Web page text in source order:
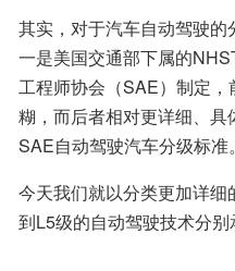
其实，对于汽车自动驾驶
一是美国交通部下属的
工程师协会（SAE）制定
糊，而后者相对更详细、
SAE自动驾驶汽车分级标准。
今天我们就以分类更加详
到L5级的自动驾驶技术分别